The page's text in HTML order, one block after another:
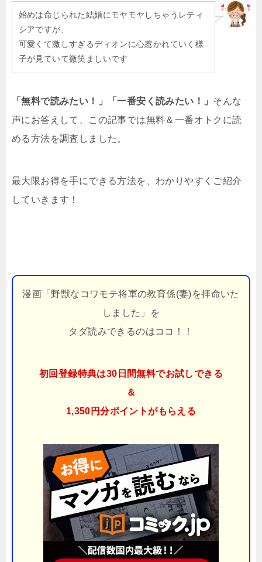
始めは命じられた結婚にモヤモヤしちゃうレティ
シアですが、
可愛くて激しすぎるディオンに心惹かれていく様
子が見ていて微笑ましいです
「無料で読みたい！」「一番安く読みたい！」 そんな
声にお答えして、この記事では無料＆一番オトクに読
める方法を調査しました。
最大限お得を手にできる方法を、わかりやすくご紹介
していきます！
漫画「野獣なコワモテ将軍の教育係(妻)を拝命いた
しました」を
タダ読みできるのはココ！！
初回登録特典は30日間無料でお試しできる
＆
1,350円分ポイントがもらえる